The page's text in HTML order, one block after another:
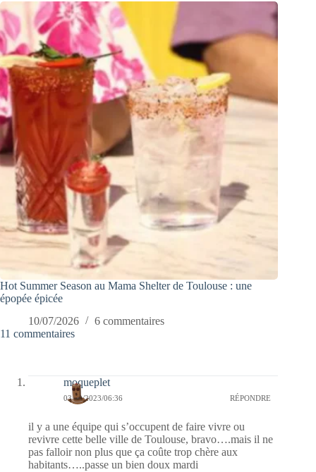
Hot Summer Season au Mama Shelter de Toulouse : une
épopée épicée
10/07/2026
6 commentaires
11 commentaires
moqueplet
03/10/2023/06:36 RÉPONDRE
il y a une équipe qui s’occupent de faire vivre ou
revivre cette belle ville de Toulouse, bravo….mais il ne
pas falloir non plus que ça coûte trop chère aux
habitants…..passe un bien doux mardi